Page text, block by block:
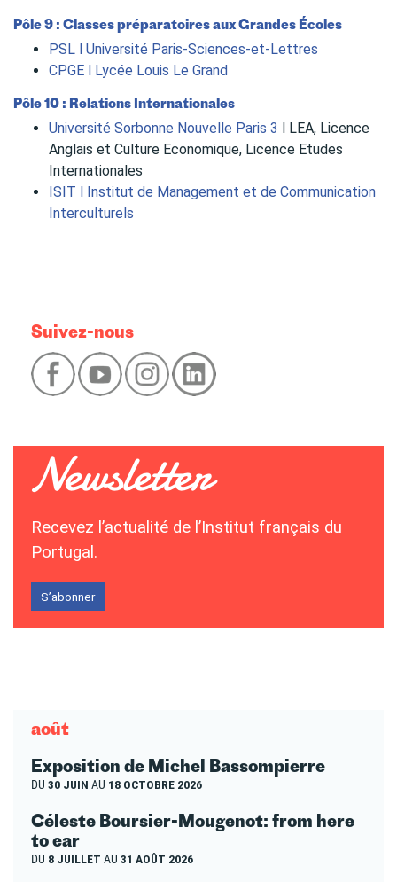
Pôle 9 : Classes préparatoires aux Grandes Écoles
PSL l Université Paris-Sciences-et-Lettres
CPGE l Lycée Louis Le Grand
Pôle 10 : Relations Internationales
Université Sorbonne Nouvelle Paris 3
l LEA, Licence
Anglais et Culture Economique, Licence Etudes
Internationales
ISIT l Institut de Management et de Communication
Interculturels
Suivez-nous
Recevez l’actualité de l’Institut français du
Portugal.
S’abonner
août
Exposition de Michel Bassompierre
DU 30 JUIN AU 18 OCTOBRE 2026
Céleste Boursier-Mougenot: from here
to ear
DU 8 JUILLET AU 31 AOÛT 2026